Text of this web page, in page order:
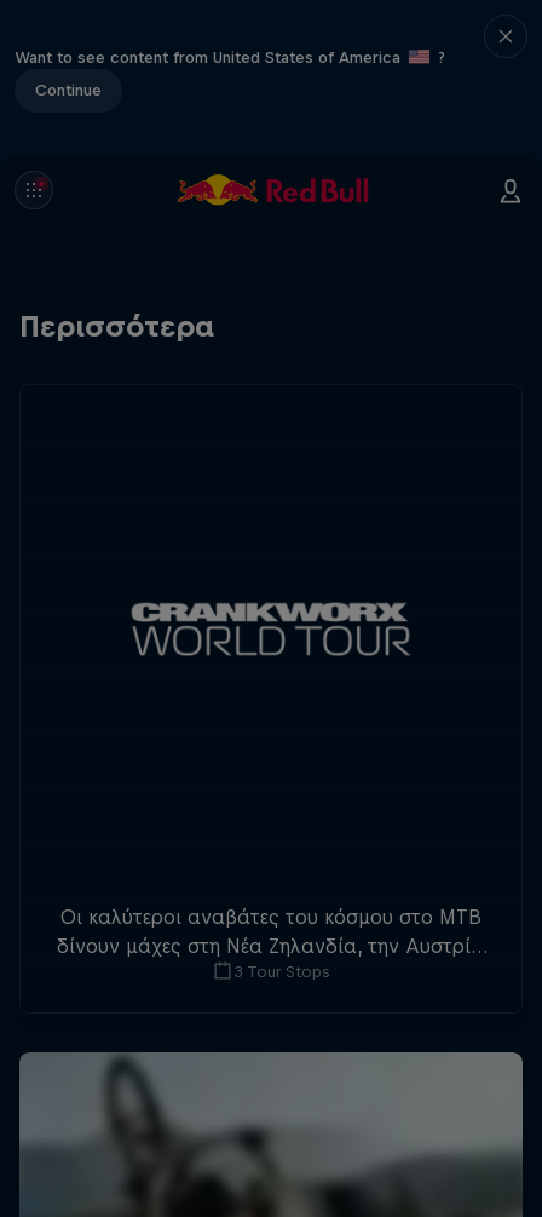
Want to see content from United States of America
?
Continue
Περισσότερα
Οι καλύτεροι αναβάτες του κόσμου στο MTB
δίνουν μάχες στη Νέα Ζηλανδία, την Αυστρία
και τον Καναδά για το τριπλό στέμμα του
3 Tour Stops